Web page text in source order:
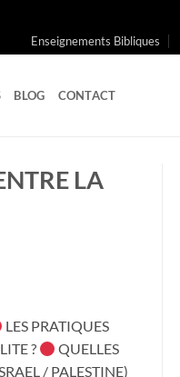
Enseignements Bibliques
BLOG CONTACT
LA
LES PRATIQUES
?
QUELLES
/ PALESTINE)